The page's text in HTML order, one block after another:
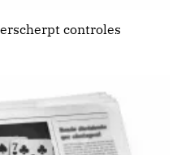
controles